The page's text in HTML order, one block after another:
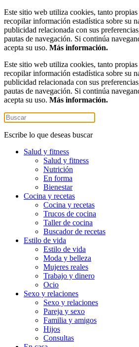
Este sitio web utiliza cookies, tanto propias
recopilar información estadística sobre su
publicidad relacionada con sus
pautas de navegación. Si continúa
acepta su uso. Más información.
Este sitio web utiliza cookies, tanto propias
recopilar información estadística sobre su
publicidad relacionada con sus
pautas de navegación. Si continúa
acepta su uso. Más información.
Escribe lo que deseas buscar
Salud y fitness
Salud y fitness
Nutrición
En forma
Bienestar
Cocina y recetas
Cocina y recetas
Trucos de cocina
Taller de cocina
Buscador de recetas
Estilo de vida
Estilo de vida
Moda y belleza
Mujeres reales
Trabajo y dinero
Ocio
Sexo y relaciones
Sexo y relaciones
Pareja y sexo
Familia y amigos
Hijos
Consultas